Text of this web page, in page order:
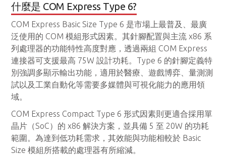
什麼是 COM Express Type 6?
COM Express Basic Size Type 6 是市場上最普及、最廣
泛使用的 COM 模組形式因素。其針腳配置與主流 x86 系
列處理器的功能特性高度對應，透過兩組 COM Express
連接器可支援最高 75W 設計功耗。Type 6 的針腳定義特
別強調多顯示輸出功能，適用於醫療、遊戲博弈、量測測
試以及工業自動化等需要多媒體與可視化能力的應用領
域。
COM Express Compact Type 6 形式因素則更適合採用單
晶片（SoC）的 x86 解決方案，並具備 5 至 20W 的功耗
範圍。為達到低功耗需求，其效能與功能相較於 Basic
Size 模組所搭載的處理器有所縮減。